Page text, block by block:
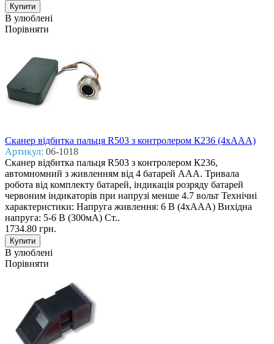
В улюблені
Порівняти
Сканер відбитка пальця R503 з контролером К236 (4хААА)
Артикул: 06-1018
Сканер відбитка пальця R503 з контролером К236,
автомномний з живленням від 4 батарей ААА. Тривала
робота від комплекту батарей, індикація розряду батарей
червоним індикаторів при напрузі менше 4.7 вольт Технічні
характеристики: Напруга живлення: 6 В (4хААА) Вихідна
напруга: 5-6 В (300мА) Ст..
1734.80 грн.
В улюблені
Порівняти